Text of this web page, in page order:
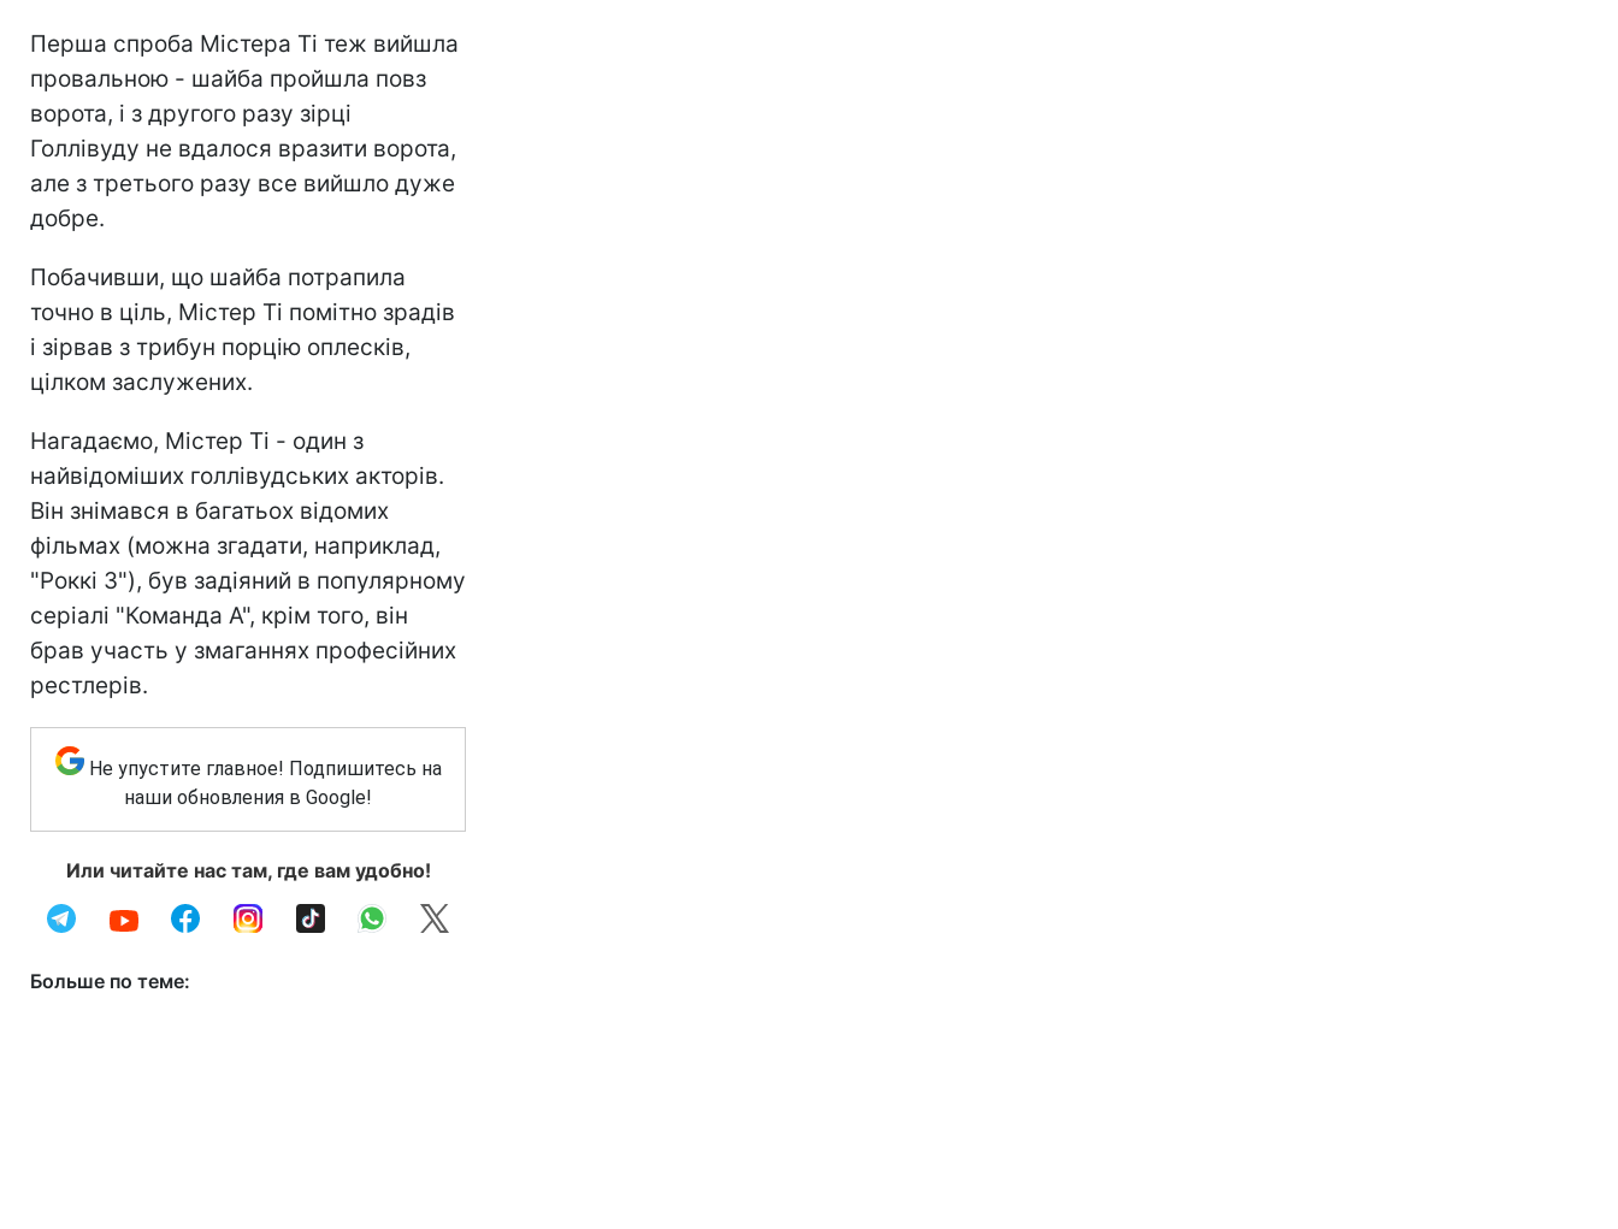
Перша спроба Містера Ті теж вийшла
провальною - шайба пройшла повз
ворота, і з другого разу зірці
Голлівуду не вдалося вразити ворота,
але з третього разу все вийшло дуже
добре.
Побачивши, що шайба потрапила
точно в ціль, Містер Ті помітно зрадів
і зірвав з трибун порцію оплесків,
цілком заслужених.
Нагадаємо, Містер Ті - один з
найвідоміших голлівудських акторів.
Він знімався в багатьох відомих
фільмах (можна згадати, наприклад,
"Роккі 3"), був задіяний в популярному
серіалі "Команда А", крім того, він
брав участь у змаганнях професійних
рестлерів.
Не упустите главное! Подпишитесь на
наши обновления в Google!
Или читайте нас там, где вам удобно!
Больше по теме: